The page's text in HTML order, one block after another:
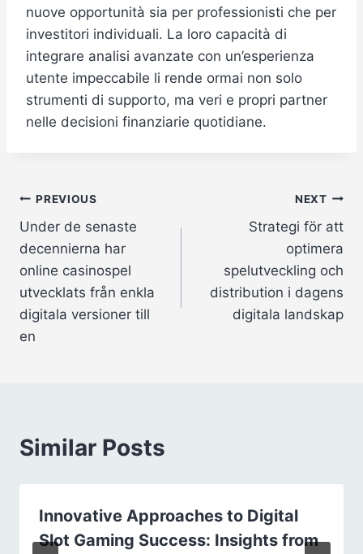
nuove opportunità sia per professionisti che per
investitori individuali. La loro capacità di
integrare analisi avanzate con un’esperienza
utente impeccabile li rende ormai non solo
strumenti di supporto, ma veri e propri partner
nelle decisioni finanziarie quotidiane.
Post
navigation
PREVIOUS
Under de senaste
decennierna har
online casinospel
utvecklats från enkla
digitala versioner till
en
NEXT
Strategi för att
optimera
spelutveckling och
distribution i dagens
digitala landskap
Similar Posts
Innovative Approaches to Digital
Slot Gaming Success: Insights from